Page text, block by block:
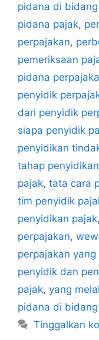
pidana di
pidana pajak,
perpajakan,
pemeriksaan
pidana
penyidik
dari penyidik
siapa penyidik
penyidikan
tahap
pajak, tata cara
tim penyidik
penyidikan pajak,
perpajakan,
perpajakan
penyidik dan
pajak, yang
pidana di
Tinggalkan